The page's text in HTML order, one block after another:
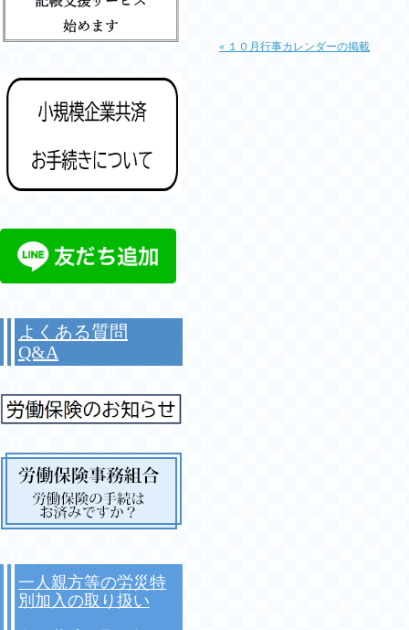
« １０月行事カレンダーの掲載
よくある質問
Q&A
一人親方等の労災特
別加入の取り扱い